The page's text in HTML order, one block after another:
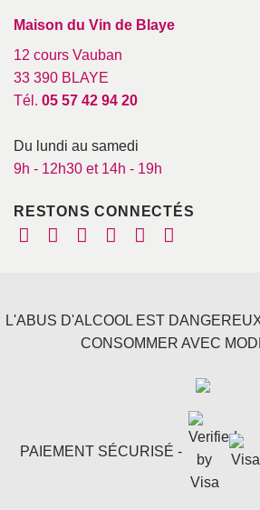
Maison du Vin de Blaye
12 cours Vauban
33 390 BLAYE
Tél. 05 57 42 94 20
Du lundi au samedi
9h - 12h30 et 14h - 19h
RESTONS CONNECTÉS
L'ABUS D'ALCOOL EST
CONSOMMER AVEC
PAIEMENT SÉCURISÉ -